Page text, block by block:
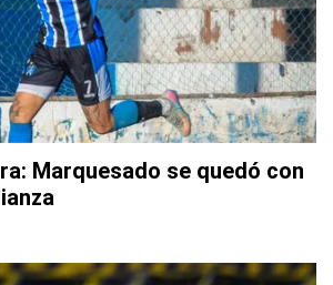
Marquesado se quedó con